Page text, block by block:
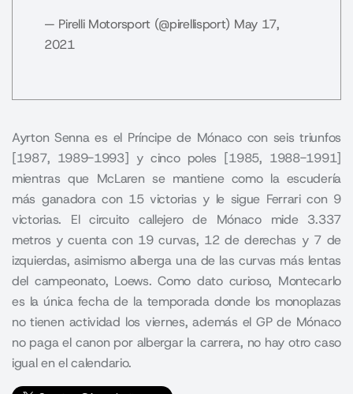
— Pirelli Motorsport (@pirellisport) May 17,
2021
Ayrton Senna es el Príncipe de Mónaco con seis triunfos
[1987, 1989-1993] y cinco poles [1985, 1988-1991]
mientras que McLaren se mantiene como la escudería
más ganadora con 15 victorias y le sigue Ferrari con 9
victorias. El circuito callejero de Mónaco mide 3.337
metros y cuenta con 19 curvas, 12 de derechas y 7 de
izquierdas, asimismo alberga una de las curvas más lentas
del campeonato, Loews. Como dato curioso, Montecarlo
es la única fecha de la temporada donde los monoplazas
no tienen actividad los viernes, además el GP de Mónaco
no paga el canon por albergar la carrera, no hay otro caso
igual en el calendario.